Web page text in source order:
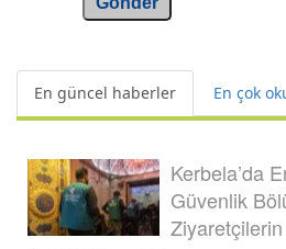
En güncel haberler En çok
Kerbela’da
Güvenlik